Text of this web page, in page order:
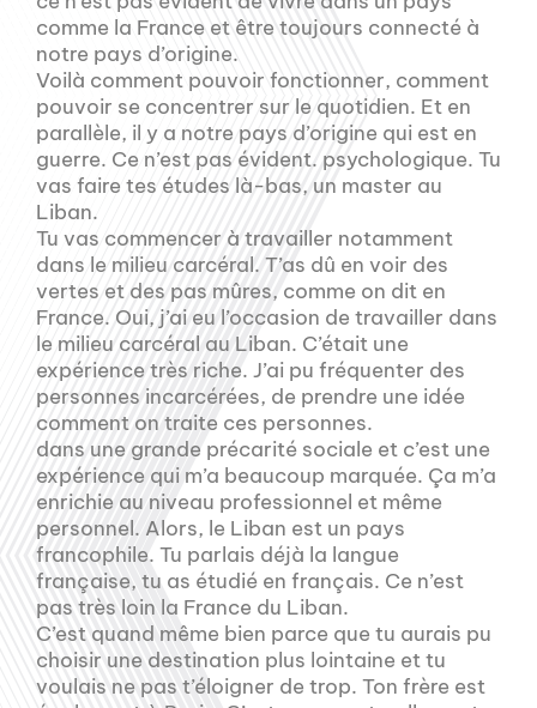
comme la France et être toujours connecté à
notre pays d’origine.
Voilà comment pouvoir fonctionner, comment
pouvoir se concentrer sur le quotidien. Et en
parallèle, il y a notre pays d’origine qui est en
guerre. Ce n’est pas évident. psychologique. Tu
vas faire tes études là-bas, un master au
Liban.
Tu vas commencer à travailler notamment
dans le milieu carcéral. T’as dû en voir des
vertes et des pas mûres, comme on dit en
France. Oui, j’ai eu l’occasion de travailler dans
le milieu carcéral au Liban. C’était une
expérience très riche. J’ai pu fréquenter des
personnes incarcérées, de prendre une idée
comment on traite ces personnes.
dans une grande précarité sociale et c’est une
expérience qui m’a beaucoup marquée. Ça m’a
enrichie au niveau professionnel et même
personnel. Alors, le Liban est un pays
francophile. Tu parlais déjà la langue
française, tu as étudié en français. Ce n’est
pas très loin la France du Liban.
C’est quand même bien parce que tu aurais pu
choisir une destination plus lointaine et tu
voulais ne pas t’éloigner de trop. Ton frère est